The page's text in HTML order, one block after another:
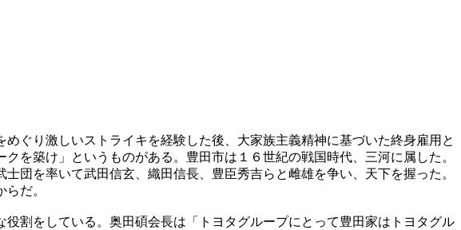
ぐり激しいストライキを経験した後、大家族主義精神に基づいた終身雇用と
を築け」というものがある。豊田市は１６世紀の戦国時代、三河に属した。
団を率いて武田信玄、織田信長、豊臣秀吉らと雌雄を争い、天下を握った。
だ。
割をしている。奥田碩会長は「トヨタグループにとって豊田家はトヨタグル